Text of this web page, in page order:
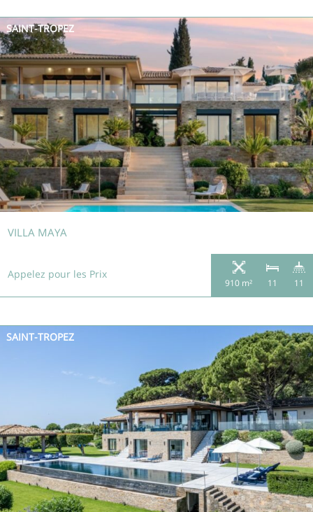
SAINT-TROPEZ
VILLA MAYA
Appelez pour les Prix
910 m² 11 11
SAINT-TROPEZ